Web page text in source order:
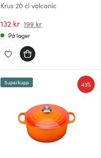
Krus 20 cl volcanic
132 kr 199 kr
På lager
43%
Superkupp